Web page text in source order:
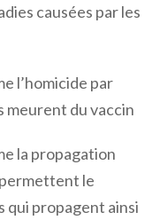
causées par les
l’homicide par
meurent du vaccin
la propagation
permettent le
qui propagent ainsi